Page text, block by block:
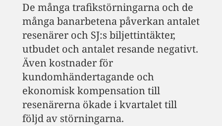
De många trafikstörningarna och de
många banarbetena påverkan antalet
resenärer och SJ:s biljettintäkter,
utbudet och antalet resande negativt.
Även kostnader för
kundomhändertagande och
ekonomisk kompensation till
resenärerna ökade i kvartalet till
följd av störningarna.